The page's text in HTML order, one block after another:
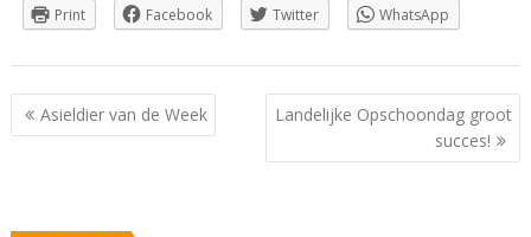
Print Facebook Twitter WhatsApp
Berichtnavigatie
Asieldier van de Week
Landelijke Opschoondag groot
succes!